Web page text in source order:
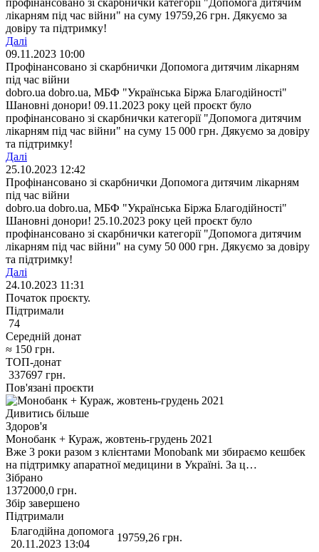
лікарням під час війни" на суму 19759,26 грн. Дякуємо за
довіру та підтримку!
Далі
09.11.2023 10:00
Профінансовано зі скарбнички Допомога дитячим лікарням
під час війни
dobro.ua dobro.ua, МБФ "Українська Біржа Благодійності"
Шановні донори! 09.11.2023 року цей проєкт було
профінансовано зі скарбнички категорії "Допомога дитячим
лікарням під час війни" на суму 15 000 грн. Дякуємо за довіру
та підтримку!
Далі
25.10.2023 12:42
Профінансовано зі скарбнички Допомога дитячим лікарням
під час війни
dobro.ua dobro.ua, МБФ "Українська Біржа Благодійності"
Шановні донори! 25.10.2023 року цей проєкт було
профінансовано зі скарбнички категорії "Допомога дитячим
лікарням під час війни" на суму 50 000 грн. Дякуємо за довіру
та підтримку!
Далі
24.10.2023 11:31
Початок проєкту.
Підтримали
74
Середній донат
≈ 150 грн.
ТОП-донат
337697 грн.
Пов'язані проєкти
Дивитись більше
Здоров'я
Монобанк + Кураж, жовтень-грудень 2021
Вже 3 роки разом з клієнтами Monobank ми збираємо кешбек
на підтримку апаратної медицини в Україні. За ц…
Зібрано
1372000,0 грн.
Збір завершено
Підтримали
Благодійна допомога
20.11.2023 13:04
19759,26 грн.